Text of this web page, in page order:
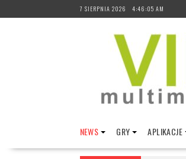
to
7 SIERPNIA 2026 4:46:06 AM
NEWS GRY APLIKACJE